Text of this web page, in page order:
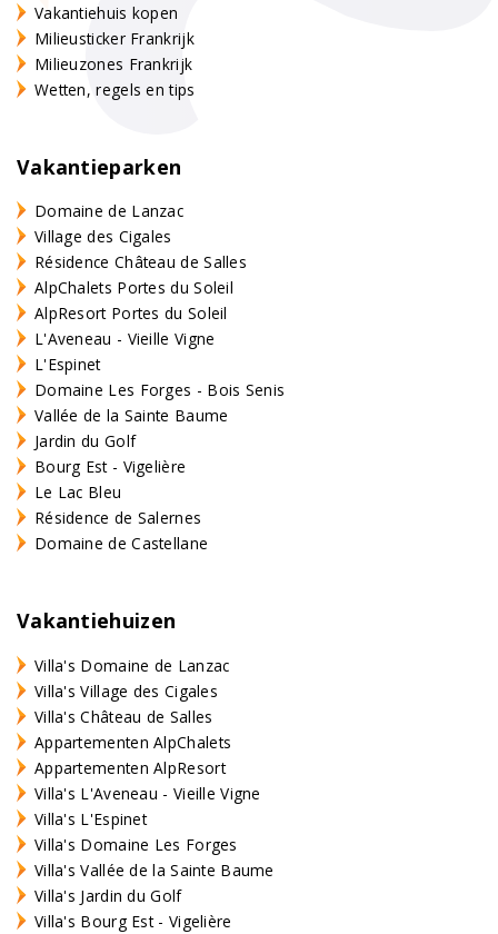
Vakantiehuis kopen
Milieusticker Frankrijk
Milieuzones Frankrijk
Wetten, regels en tips
Vakantieparken
Domaine de Lanzac
Village des Cigales
Résidence Château de Salles
AlpChalets Portes du Soleil
AlpResort Portes du Soleil
L'Aveneau - Vieille Vigne
L'Espinet
Domaine Les Forges - Bois Senis
Vallée de la Sainte Baume
Jardin du Golf
Bourg Est - Vigelière
Le Lac Bleu
Résidence de Salernes
Domaine de Castellane
Vakantiehuizen
Villa's Domaine de Lanzac
Villa's Village des Cigales
Villa's Château de Salles
Appartementen AlpChalets
Appartementen AlpResort
Villa's L'Aveneau - Vieille Vigne
Villa's L'Espinet
Villa's Domaine Les Forges
Villa's Vallée de la Sainte Baume
Villa's Jardin du Golf
Villa's Bourg Est - Vigelière